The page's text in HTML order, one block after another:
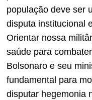
população deve ser
disputa institucional
Orientar nossa
saúde para
Bolsonaro e seu
fundamental para
disputar hegemonia